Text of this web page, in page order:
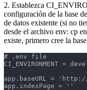
2. Establezca
configuración de la base
de datos existente (si no
desde el archivo env: cp
existe, primero cree la
# .env file
CI_ENVIRONMENT =
app.baseURL =
app.indexPage = ''